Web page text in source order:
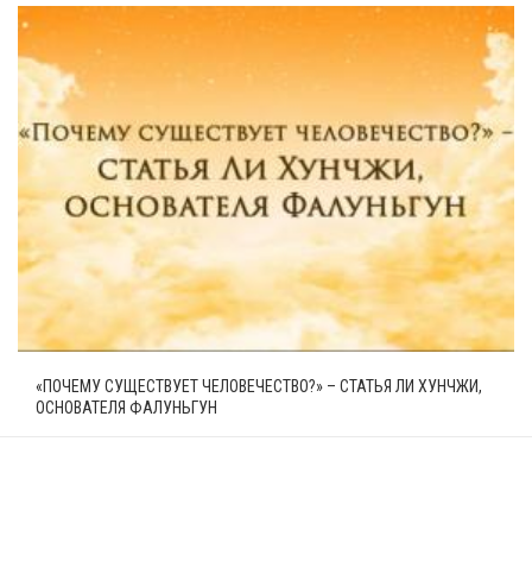
«ПОЧЕМУ СУЩЕСТВУЕТ ЧЕЛОВЕЧЕСТВО?» – СТАТЬЯ ЛИ ХУНЧЖИ,
ОСНОВАТЕЛЯ ФАЛУНЬГУН